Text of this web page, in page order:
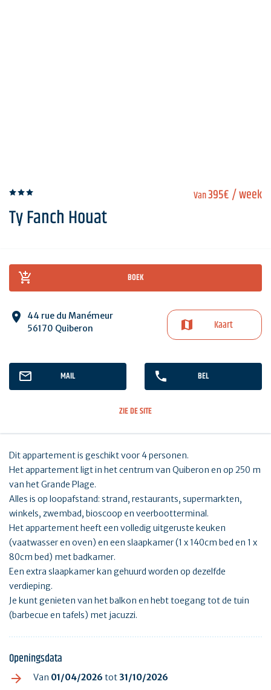
Van395€/ week
Ty Fanch Houat
BOEK
44 rue du Manémeur
56170 Quiberon
Kaart
MAIL BEL
ZIE DE SITE
Dit appartement is geschikt voor 4 personen.
Het appartement ligt in het centrum van Quiberon en op 250 m
van het Grande Plage.
Alles is op loopafstand: strand, restaurants, supermarkten,
winkels, zwembad, bioscoop en veerbootterminal.
Het appartement heeft een volledig uitgeruste keuken
(vaatwasser en oven) en een slaapkamer (1 x 140cm bed en 1 x
80cm bed) met badkamer.
Een extra slaapkamer kan gehuurd worden op dezelfde
verdieping.
Je kunt genieten van het balkon en hebt toegang tot de tuin
(barbecue en tafels) met jacuzzi.
Openingsdata
Van 01/04/2026 tot31/10/2026